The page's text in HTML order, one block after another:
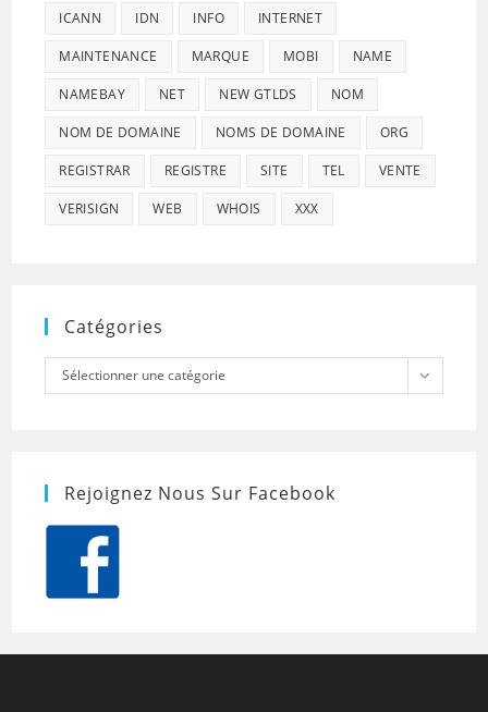
ICANN IDN INFO INTERNET
MAINTENANCE MARQUE MOBI NAME
NAMEBAY NET NEW GTLDS NOM
NOM DE DOMAINE NOMS DE DOMAINE ORG
REGISTRAR REGISTRE SITE TEL VENTE
VERISIGN WEB WHOIS XXX
Catégories
Catégories
Sélectionner une catégorie
Rejoignez Nous Sur Facebook